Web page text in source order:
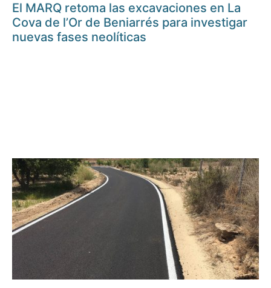
El MARQ retoma las excavaciones en La
Cova de l’Or de Beniarrés para investigar
nuevas fases neolíticas